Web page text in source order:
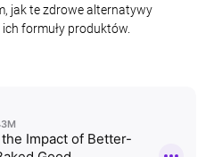
jak te zdrowe alternatywy
formuły produktów.